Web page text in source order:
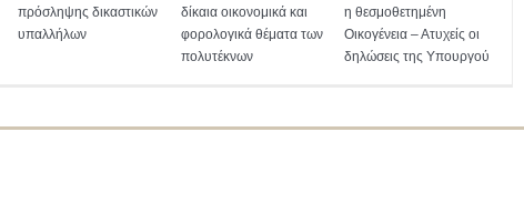
πρόσληψης δικαστικών
υπαλλήλων
δίκαια οικονομικά και
φορολογικά θέματα των
πολυτέκνων
η θεσμοθετημένη
Οικογένεια – Ατυχείς οι
δηλώσεις της Υπουργού